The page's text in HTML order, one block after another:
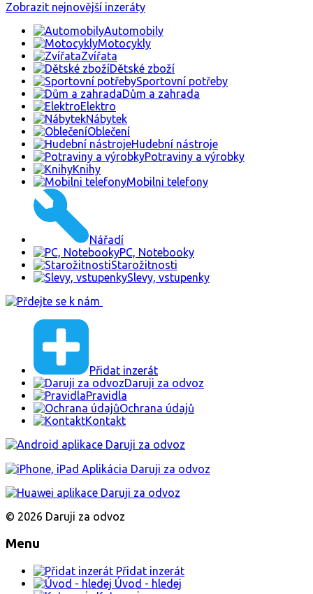
Zobrazit nejnovější inzeráty
Automobily
Motocykly
Zvířata
Dětské zboží
Sportovní potřeby
Dům a zahrada
Elektro
Nábytek
Oblečení
Hudební nástroje
Potraviny a výrobky
Knihy
Mobilni telefony
Nářadí
PC, Notebooky
Starožitnosti
Slevy, vstupenky
Přidat inzerát
Daruji za odvoz
Pravidla
Ochrana údajů
Kontakt
© 2026 Daruji za odvoz
Menu
Přidat inzerát
Úvod - hledej